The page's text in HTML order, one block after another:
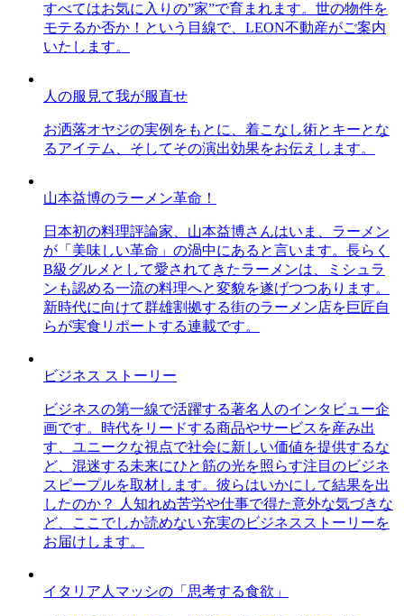
すべてはお気に入りの”家”で育まれます。世の物件を
モテるか否か！という目線で、LEON不動産がご案内
いたします。
人の服見て我が服直せ
お洒落オヤジの実例をもとに、着こなし術とキーとな
るアイテム、そしてその演出効果をお伝えします。
山本益博のラーメン革命！
日本初の料理評論家、山本益博さんはいま、ラーメン
が「美味しい革命」の渦中にあると言います。長らく
B級グルメとして愛されてきたラーメンは、ミシュラ
ンも認める一流の料理へと変貌を遂げつつあります。
新時代に向けて群雄割拠する街のラーメン店を巨匠自
らが実食リポートする連載です。
ビジネス ストーリー
ビジネスの第一線で活躍する著名人のインタビュー企
画です。時代をリードする商品やサービスを産み出
す、ユニークな視点で社会に新しい価値を提供するな
ど、混迷する未来にひと筋の光を照らす注目のビジネ
スピープルを取材します。彼らはいかにして結果を出
したのか？ 人知れぬ苦労や仕事で得た意外な気づきな
ど、ここでしか読めない充実のビジネスストーリーを
お届けします。
イタリア人マッシの「思考する食欲」